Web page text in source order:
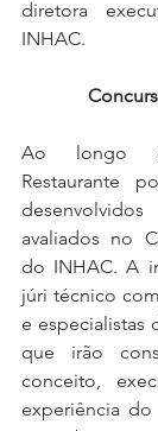
diretora
INHAC.
Ao longo
Restaurante
avaliados no
do INHAC. A
júri técnico
e especialistas
que irão
conceito,
experiência do